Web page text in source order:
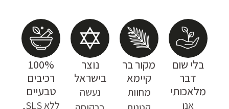
100%
רכיבים
טבעיים
ללא SLS,
נוצר
בישראל
נעשה
מקור בר
קיימא
מחוות
בלי שום
דבר
מלאכותי
אנו